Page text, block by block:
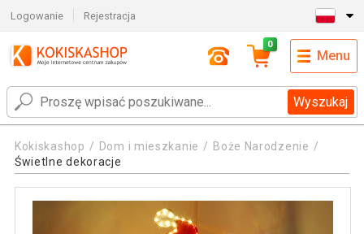
Logowanie Rejestracja
Wyszukaj
0
Menu
Kokiskashop Dom i mieszkanie
Boże Narodzenie
Świetlne dekoracje